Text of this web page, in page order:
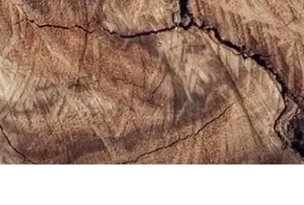
gardırobunuza şıklık katın, konforlu ve şık
Rehber
Güncel modeller ve markalarla tarzınızı ve
modelleri ve kombin önerileriyle stilinizi güçlendirin.